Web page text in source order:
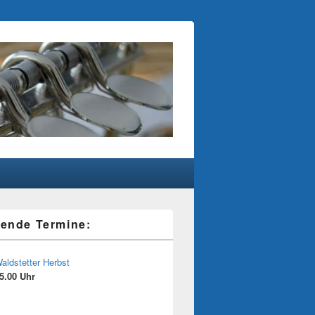
Termine:
Herbst
Uhr